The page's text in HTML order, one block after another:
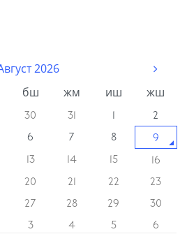
2026
бш жм иш жш
30 31 1
2
6 7 8
9
13 14 15
16
20 21 22
23
27 28 29
30
3 4 5 6